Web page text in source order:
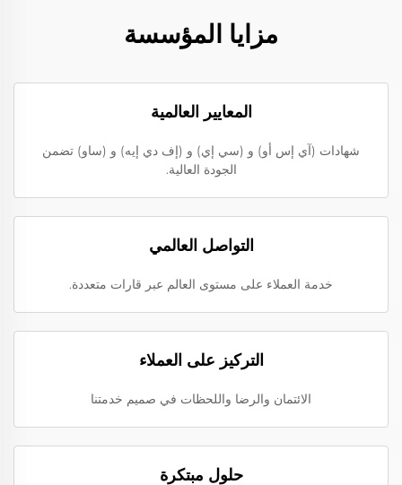
مزايا المؤسسة
المعايير العالمية
شهادات (آي إس أو) و (سي إي) و (إف دي إيه) و (ساو) تضمن
الجودة العالية.
التواصل العالمي
خدمة العملاء على مستوى العالم عبر قارات متعددة.
التركيز على العملاء
الائتمان والرضا واللحظات في صميم خدمتنا
حلول مبتكرة